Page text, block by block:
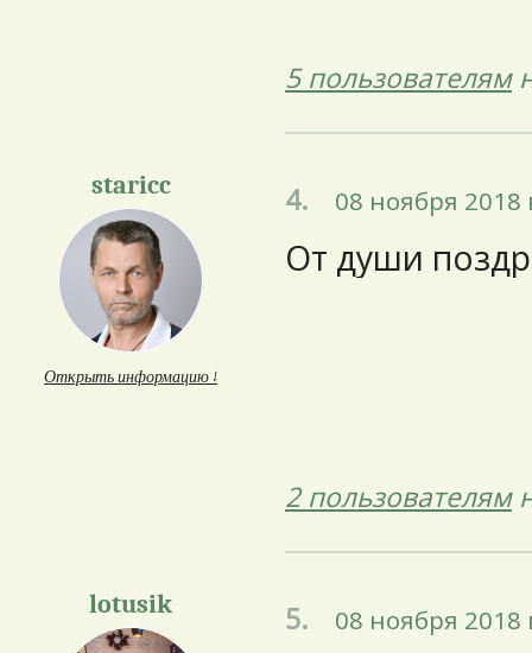
5 пользователям
staricc
Открыть информацию ↓
4. 08 ноября 2018
От души
2 пользователям
lotusik 5. 08 ноября 2018